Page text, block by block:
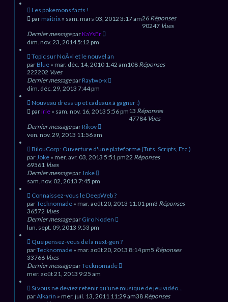
Les pokemons facts !
parmaitrix » sam. mars 03, 2012 3:17 am26 Réponses
90247 Vues
Dernier messageparKaYsEr
dim. nov. 23, 2014 5:12 pm
Topic sur NoÃ«l et le nouvel an
parBlue » mar. déc. 14, 2010 1:42 am108 Réponses
222202 Vues
Dernier messageparRaytwo-x
dim. déc. 29, 2013 7:44 pm
Nouveau dress up et cadeaux à gagner :)
paririe » sam. nov. 16, 2013 5:56 pm13 Réponses
47784 Vues
Dernier messageparRikov
ven. nov. 29, 2013 11:56 am
BilouCorp : Ouverture d'une plateforme (Tuts, Scripts, Etc.)
par Joke » mer. avr. 03, 2013 5:51 pm22 Réponses
69561 Vues
Dernier messagepar Joke
sam. nov. 02, 2013 7:45 pm
Connaissez-vous le DeepWeb ?
parTecknomade » mar. août 20, 2013 11:01 pm3 Réponses
36572 Vues
Dernier messagepar Giro Noden
lun. sept. 09, 2013 9:53 pm
Que pensez-vous de la next-gen ?
parTecknomade » mar. août 20, 2013 8:14 pm5 Réponses
33766 Vues
Dernier messageparTecknomade
mer. août 21, 2013 9:25 am
Si vous ne deviez retenir qu'une musique de jeu vidéo...
parAlkarin » mer. juil. 13, 2011 11:29 am38 Réponses